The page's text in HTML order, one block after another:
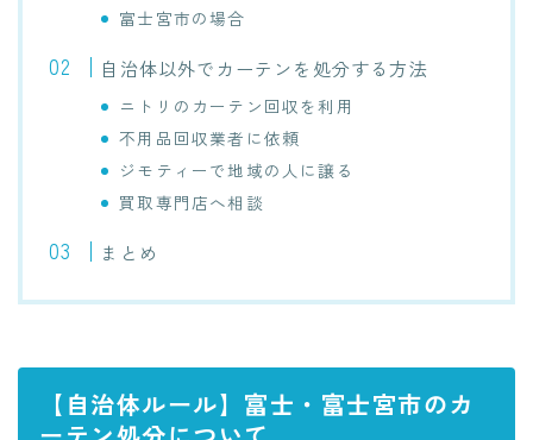
富士宮市の場合
自治体以外でカーテンを処分する方法
ニトリのカーテン回収を利用
不用品回収業者に依頼
ジモティーで地域の人に譲る
買取専門店へ相談
まとめ
【自治体ルール】富士・富士宮市のカ